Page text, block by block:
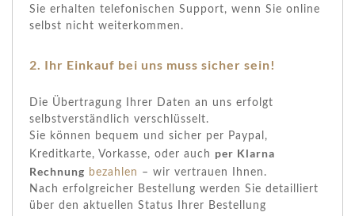
Sie erhalten telefonischen Support, wenn Sie online
selbst nicht weiterkommen.
2. Ihr Einkauf bei uns muss sicher sein!
Die Übertragung Ihrer Daten an uns erfolgt
selbstverständlich verschlüsselt.
Sie können bequem und sicher per Paypal,
Kreditkarte, Vorkasse, oder auch per Klarna
Rechnung bezahlen – wir vertrauen Ihnen.
Nach erfolgreicher Bestellung werden Sie detailliert
über den aktuellen Status Ihrer Bestellung